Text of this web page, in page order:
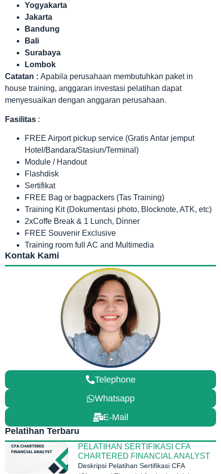
Yogyakarta
Jakarta
Bandung
Bali
Surabaya
Lombok
Catatan : Apabila perusahaan membutuhkan paket in
house training, anggaran investasi pelatihan dapat
menyesuaikan dengan anggaran perusahaan.
Fasilitas :
FREE Airport pickup service (Gratis Antar jemput
Hotel/Bandara/Stasiun/Terminal)
Module / Handout
Flashdisk
Sertifikat
FREE Bag or bagpackers (Tas Training)
Training Kit (Dokumentasi photo, Blocknote, ATK, etc)
2xCoffe Break & 1 Lunch, Dinner
FREE Souvenir Exclusive
Training room full AC and Multimedia
Kontak Kami
Telephone
Whatsapp
E-Mail
Pelatihan Terbaru
PELATIHAN SERTIFIKASI CFA
CHARTERED FINANCIAL ANALYST
Deskripsi Pelatihan Sertifikasi CFA